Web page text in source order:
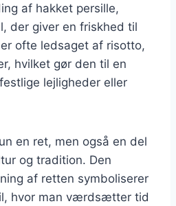
af hakket persille,
der giver en friskhed til
ofte ledsaget af risotto,
hvilket gør den til en
lejligheder eller
en ret, men også en del
og tradition. Den
af retten symboliserer
hvor man værdsætter tid